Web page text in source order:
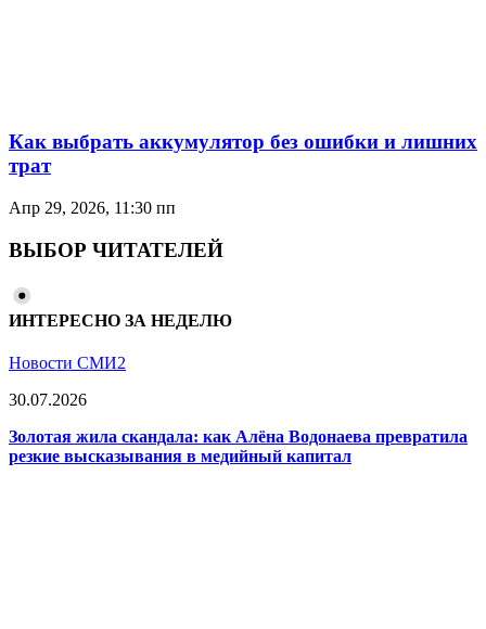
Как выбрать аккумулятор без ошибки и лишних
трат
Апр 29, 2026, 11:30 пп
ВЫБОР ЧИТАТЕЛЕЙ
ИНТЕРЕСНО ЗА НЕДЕЛЮ
Новости СМИ2
30.07.2026
Золотая жила скандала: как Алёна Водонаева превратила
резкие высказывания в медийный капитал